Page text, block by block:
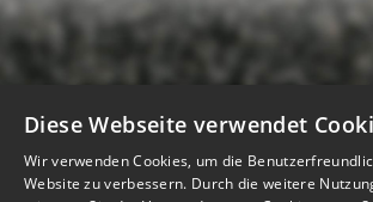
Diese Webseite verwendet
Wir verwenden Cookies, um die
Website zu verbessern. Durch die weitere